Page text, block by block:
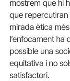
mostrem que hi
que repercutiran
mirada ètica
l’enfocament ha
possible una
equitativa i no
satisfactori.